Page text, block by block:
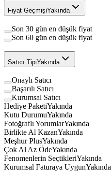
Fiyat GeçmişiYakında
Son 30 gün en düşük fiyat
Son 60 gün en düşük fiyat
Satıcı TipiYakında
Onaylı Satıcı
Başarılı Satıcı
Kurumsal Satıcı
Hediye PaketiYakında
Kutu DurumuYakında
Fotoğraflı YorumlarYakında
Birlikte Al KazanYakında
Meşhur PlusYakında
Çok Al Az ÖdeYakında
Fenomenlerin SeçtikleriYakında
Kurumsal Faturaya UygunYakında